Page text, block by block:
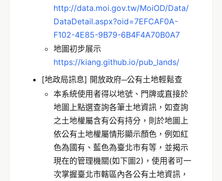
http://data.moi.gov.tw/MoiOD/Data/
DataDetail.aspx?oid=7EFCAF0A-
F102-4E85-9B79-6B4F4A70B0A7
地圖初步展示
https://kiang.github.io/pub_lands/
[地政局訊息] 開放政府─公有土地輕鬆查
本系統使用者得以地號、門牌或直接於
地圖上點選查詢各筆土地資訊，如查詢
之土地權屬含有公有持分，則於地圖上
依公有土地權屬情形顯示顏色，例如紅
色為國有、藍色為臺北市有等，並揭示
現在的管理機關(如下圖2)，使用者可一
次掌握臺北市轄區內各公有土地資訊，